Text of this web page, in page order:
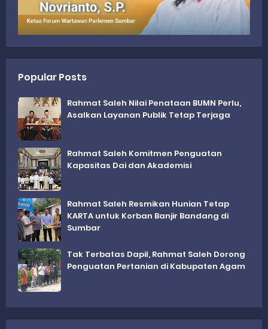
Popular Posts
Rahmat Saleh Nilai Penataan BUMN Perlu,
Asalkan Layanan Publik Tetap Terjaga
Rahmat Saleh Komitmen Penguatan
Kapasitas Dai dan Akademisi
Rahmat Saleh Resmikan Hunian Tetap
KARTA untuk Korban Banjir Bandang di
Sumbar
Tak Terbatas Dapil, Rahmat Saleh Dorong
Penguatan Pertanian di Kabupaten Agam